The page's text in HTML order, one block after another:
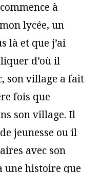
à
lycée, un
là et que j’ai
d’où il
son village a fait
fois que
son village. Il
jeunesse ou il
avec son
une histoire que